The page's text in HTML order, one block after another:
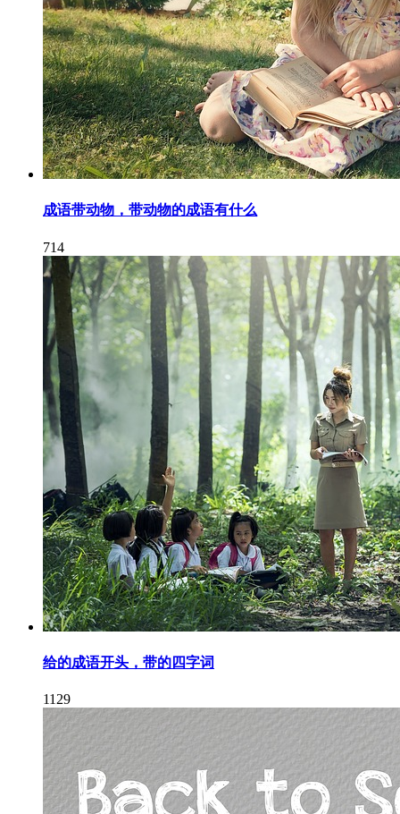
成语带动物，带动物的成语有什么
714
给的成语开头，带的四字词
1129